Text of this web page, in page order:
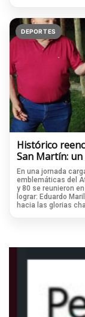
DEPORTES
Histórico
San Martín:
En una jornada
emblemáticas del
y 80 se reunieron
lograr: Eduardo
hacia las glorias